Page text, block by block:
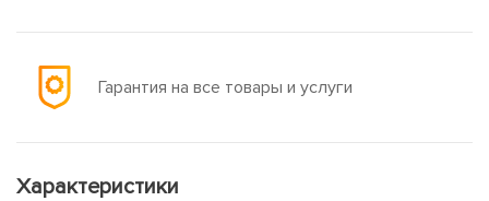
Гарантия на все товары и услуги
Характеристики